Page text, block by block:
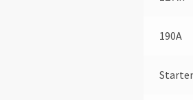
190A